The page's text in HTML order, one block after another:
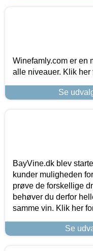
Winefamly.com er en
alle niveauer. Klik her
Se
BayVine.dk blev
kunder muligheden
prøve de forskellige
behøver du derfor
samme vin. Klik her
Se